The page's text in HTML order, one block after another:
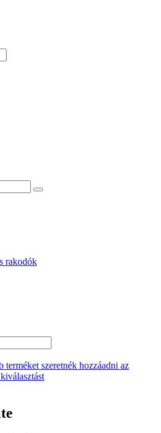
rakodók
terméket szeretnék hozzáadni az